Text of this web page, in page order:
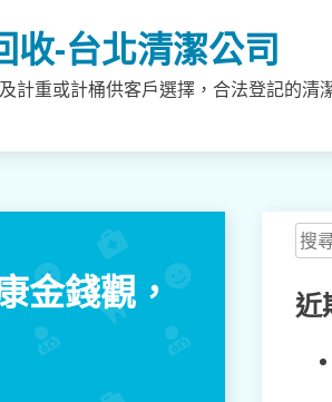
收-台北清潔公司
計重或計桶供客戶選擇，合法登記的清
金錢觀，
搜
尋
關
鍵
近